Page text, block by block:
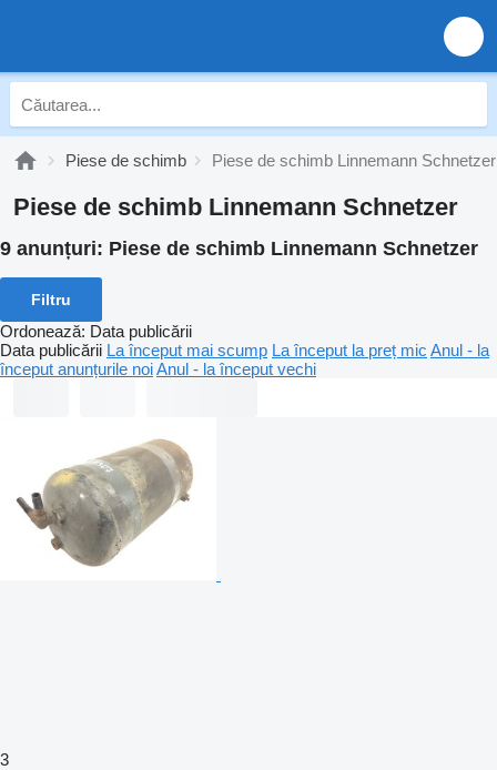
Piese de schimb Piese de schimb Linnemann Schnetzer
Piese de schimb Linnemann Schnetzer
9 anunțuri: Piese de schimb Linnemann Schnetzer
Filtru
Ordonează: Data publicării
Data publicării La început mai scump La început la preț mic Anul - la
început anunțurile noiAnul - la început vechi
3